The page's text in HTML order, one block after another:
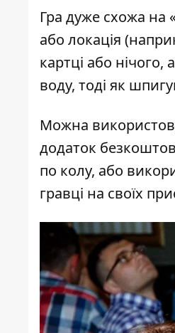
Гра дуже схожа на
або локація
картці або
воду, тоді як
Можна
додаток
по колу, або
гравці на своїх